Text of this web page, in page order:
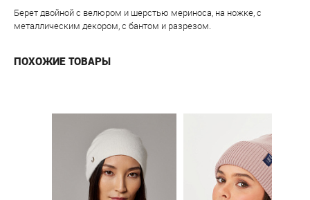
Берет двойной с велюром и шерстью мериноса, на ножке, с
металлическим декором, с бантом и разрезом.
ПОХОЖИЕ ТОВАРЫ